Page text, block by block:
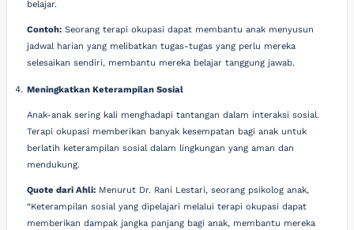
belajar.
Contoh:Seorang terapi okupasi dapat membantu anak menyusun
jadwal harian yang melibatkan tugas-tugas yang perlu mereka
selesaikan sendiri, membantu mereka belajar tanggung jawab.
Meningkatkan Keterampilan Sosial
Anak-anak sering kali menghadapi tantangan dalam interaksi sosial.
Terapi okupasi memberikan banyak kesempatan bagi anak untuk
berlatih keterampilan sosial dalam lingkungan yang aman dan
mendukung.
Quote dari Ahli:Menurut Dr. Rani Lestari, seorang psikolog anak,
“Keterampilan sosial yang dipelajari melalui terapi okupasi dapat
memberikan dampak jangka panjang bagi anak, membantu mereka